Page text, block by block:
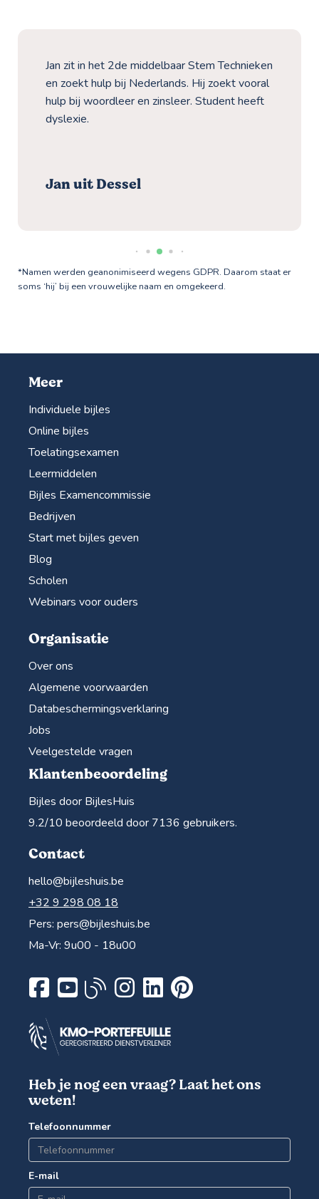
Jan zit in het 2de middelbaar Stem Technieken
en zoekt hulp bij Nederlands. Hij zoekt vooral
hulp bij woordleer en zinsleer. Student heeft
dyslexie.
Jan uit Dessel
*Namen werden geanonimiseerd wegens GDPR. Daarom staat er
soms ‘hij’ bij een vrouwelijke naam en omgekeerd.
Meer
Individuele bijles
Online bijles
Toelatingsexamen
Leermiddelen
Bijles Examencommissie
Bedrijven
Start met bijles geven
Blog
Scholen
Webinars voor ouders
Organisatie
Over ons
Algemene voorwaarden
Databeschermingsverklaring
Jobs
Veelgestelde vragen
Klantenbeoordeling
Bijles door BijlesHuis
9.2/10 beoordeeld door 7136 gebruikers.
Contact
hello@bijleshuis.be
+32 9 298 08 18
Pers: pers@bijleshuis.be
Ma-Vr: 9u00 - 18u00
Heb je nog een vraag? Laat het ons
weten!
Telefoonnummer
E-mail